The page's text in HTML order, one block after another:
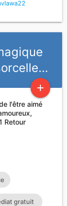
add
l'être aimé
Retour
gratuit